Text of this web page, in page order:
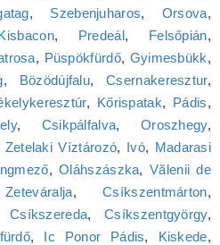
, Szebenjuharos, Orsova,
, Predeál, Felsőpián,
, Püspökfürdő, Gyimesbükk,
, Bözödújfalu,Csernakeresztur,
, Kőrispatak, Pádis,
, Csikpálfalva, Oroszhegy,
Zetelaki Víztározó, Ivó, Madarasi
,Oláhszászka, Vălenii de
Zeteváralja,Csíkszentmárton,
Csíkszereda,Csíkszentgyörgy,
, Ic Ponor Pádis, Kiskede,